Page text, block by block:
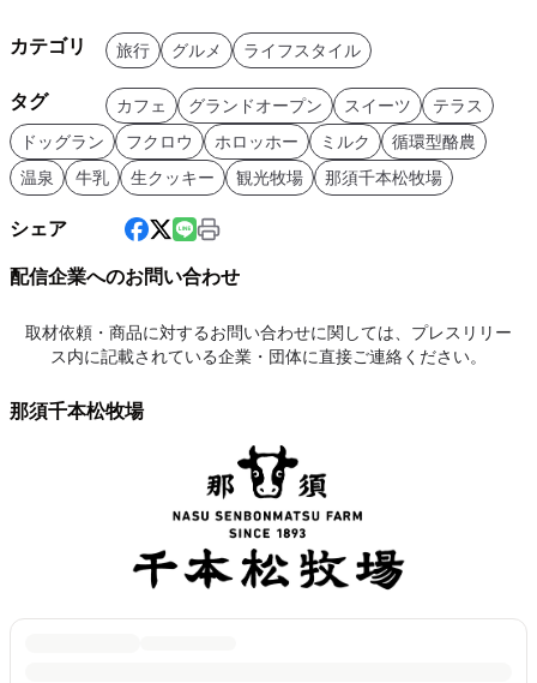
カテゴリ 旅行 グルメ ライフスタイル
タグ カフェ グランドオープン スイーツ
テラス
ドッグラン
フクロウ ホロッホー ミルク
循環型酪農
温泉
牛乳 生クッキー 観光牧場 那須千本松牧場
シェア
配信企業へのお問い合わせ
取材依頼・商品に対するお問い合わせに関しては、プレスリリー
ス内に記載されている企業・団体に直接ご連絡ください。
那須千本松牧場